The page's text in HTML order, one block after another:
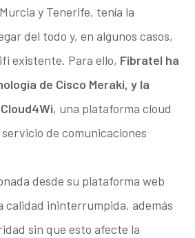
y Tenerife, tenía la
del todo y, en algunos casos,
existente. Para ello, Fibratel ha
de Cisco Meraki, y la
, una plataforma cloud
de comunicaciones
desde su plataforma web
calidad ininterrumpida, además
sin que esto afecte la